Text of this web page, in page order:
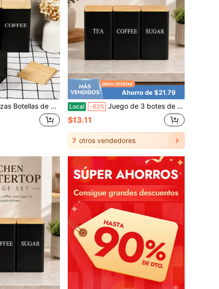
de botes negros elegantes para adultos, recipientes de almacenamiento mate para té, café y azúcar, accesorios de cocina, elementos esenciales para la barra de café, organizador de escritorio, suministros de cocina
Ahorro de $21.79
Local -62% Juego de 3 botes de almacenamiento de granos de café a prueba de humedad estilo retro, botes negros para trabajadores de oficina, recipientes de almacenamiento lavables perfectos para té, café, azúcar, accesorios de cocina, artículos esenciales para la barra de café, organizador de escritorio, suministros de cocina
$13.11
7 otros vendedores